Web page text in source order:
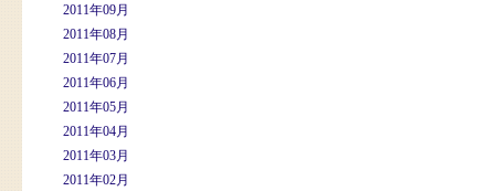
2011年09月
2011年08月
2011年07月
2011年06月
2011年05月
2011年04月
2011年03月
2011年02月